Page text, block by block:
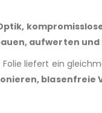
aufwerten
Folie liefert ein
blasenfreie